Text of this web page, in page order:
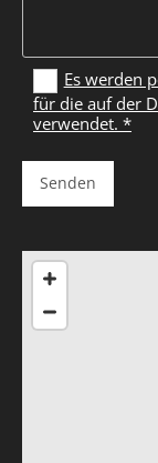
Es werden
für die auf der
verwendet. *